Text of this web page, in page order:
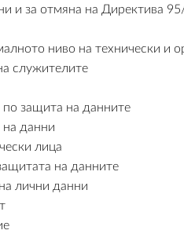
и за отмяна на Директива
ниво на технически и
служителите
защита на данните
на данни
лица
на данните
лични данни